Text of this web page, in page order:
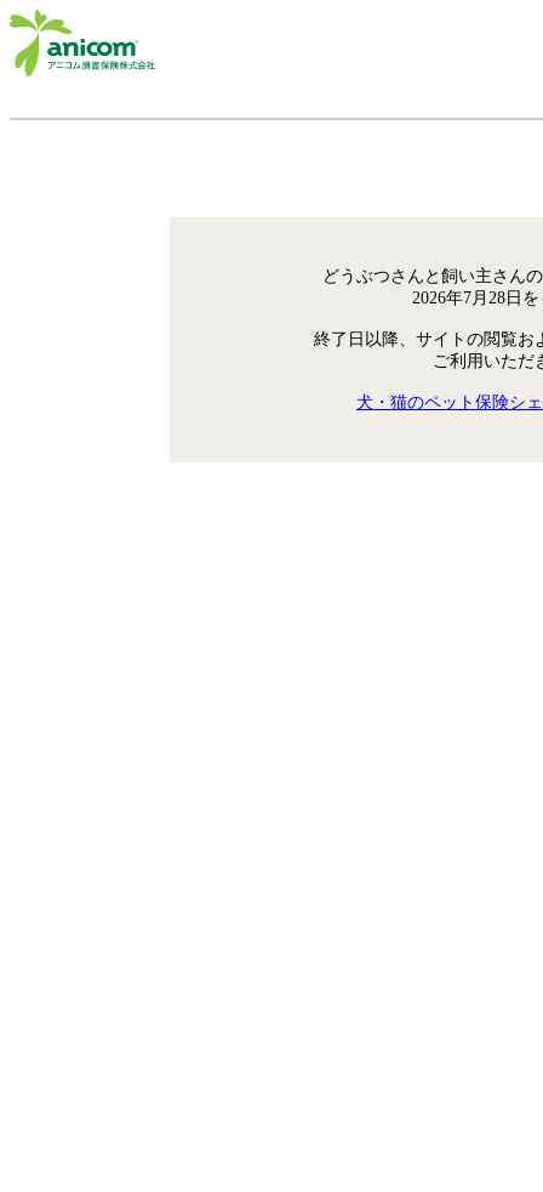
どうぶつさんと飼い主さん
2026年7月28日
終了日以降、サイトの閲覧お
ご利用いただ
犬・猫のペット保険シ